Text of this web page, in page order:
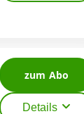
zum Abo
Details